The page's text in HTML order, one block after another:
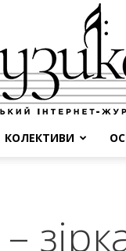
КОЛЕКТИВИ